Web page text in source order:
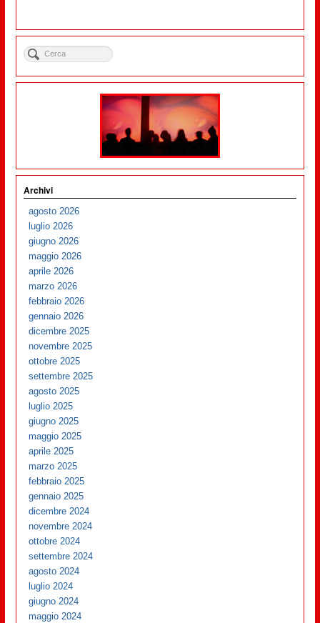
Archivi
agosto 2026
luglio 2026
giugno 2026
maggio 2026
aprile 2026
marzo 2026
febbraio 2026
gennaio 2026
dicembre 2025
novembre 2025
ottobre 2025
settembre 2025
agosto 2025
luglio 2025
giugno 2025
maggio 2025
aprile 2025
marzo 2025
febbraio 2025
gennaio 2025
dicembre 2024
novembre 2024
ottobre 2024
settembre 2024
agosto 2024
luglio 2024
giugno 2024
maggio 2024